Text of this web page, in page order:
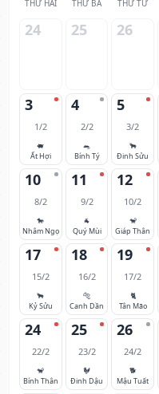
THỨ HAI THỨ BA THỨ TƯ
24 25 26
3
1/2
🐖
Ất Hợi
4
2/2
🐀
Bính Tý
5
3/2
🐂
Đinh Sửu
10
8/2
🐎
Nhâm Ngọ
11
9/2
🐐
Quý Mùi
12
10/2
🐒
Giáp Thân
17
15/2
🐂
Kỷ Sửu
18
16/2
🐅
Canh Dần
19
17/2
🐈
Tân Mão
24
22/2
🐒
Bính Thân
25
23/2
🐓
Đinh Dậu
26
24/2
🐕
Mậu Tuất